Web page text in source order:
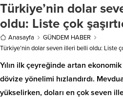
Türkiye’nin dolar
oldu: Liste çok
Anasayfa
GÜNDEM HABER
Türkiye’nin dolar seven illeri belli oldu: Liste
Yılın ilk çeyreğinde artan
dövize yönelimi hızlandırdı.
yükselirken, doları en çok seven